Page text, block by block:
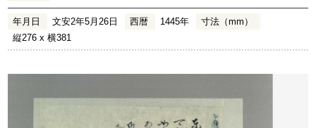
年月日 文安2年5月26日 西暦 1445年
寸法（mm）
縦276 x 横381